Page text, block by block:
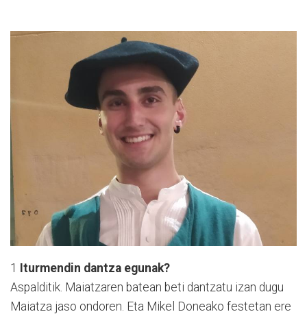
1 Iturmendin dantza egunak?
Aspalditik. Maiatzaren batean beti dantzatu izan dugu
Maiatza jaso ondoren. Eta Mikel Doneako festetan ere